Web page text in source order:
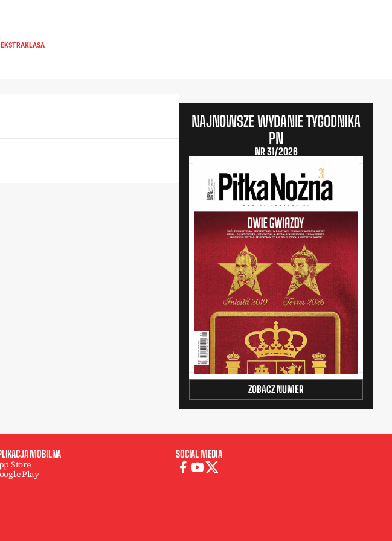
EKSTRAKLASA
NAJNOWSZE WYDANIE TYGODNIKA
PN
NR 31/2026
ZOBACZ NUMER
MOBILNA
Store
Play
SOCIAL MEDIA